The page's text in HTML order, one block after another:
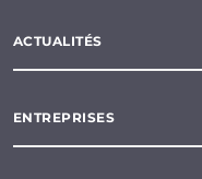
ACTUALITÉS
ENTREPRISES